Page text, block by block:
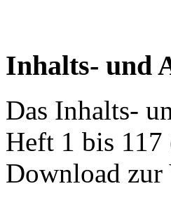
Inhalts- und
Das Inhalts-
Heft 1 bis
Download zur